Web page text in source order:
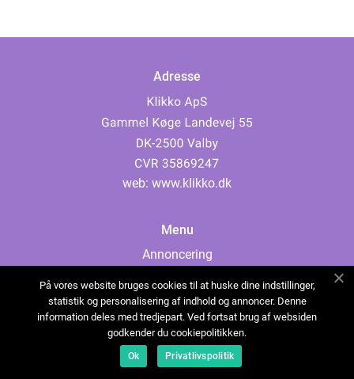
Adresse
web: www.klikko.dk
Menu
Annoncering
Cookies
Kontakt os
Sitemap
På vores website bruges cookies til at huske dine indstillinger,
statistik og personalisering af indhold og annoncer. Denne
information deles med tredjepart. Ved fortsat brug af websiden
godkender du cookiepolitikken.
Ok Privatlivspolitik